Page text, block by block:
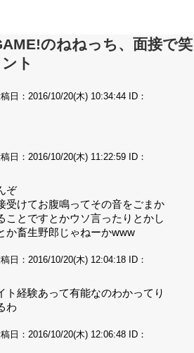
のねねっち、面接で笑
ト
日：2016/10/20(木) 10:34:44
ID：
日：2016/10/20(木) 11:22:59
ID：
ぞ
受けてお腹鳴ってその音をごまか
ことですとかウソ言ったりとかし
か畜生野郎じゃねーかwww
日：2016/10/20(木) 12:04:18
ID：
ト経験あって有能なのわかってり
わ
日：2016/10/20(木) 12:06:48
ID：